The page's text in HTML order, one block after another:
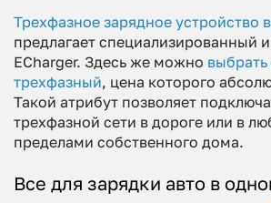
Трехфазное зарядное устройство
предлагает специализированный
ECharger. Здесь же можно выбрать
трехфазный, цена которого
Такой атрибут позволяет
трехфазной сети в дороге или в
пределами собственного дома.
Все для зарядки авто в